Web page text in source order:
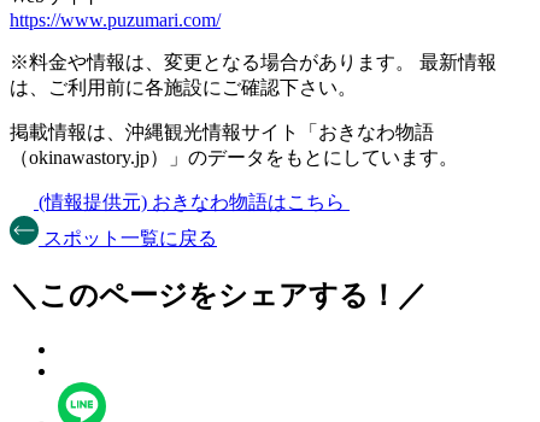
https://www.puzumari.com/
※料金や情報は、変更となる場合があります。 最新情報
は、ご利用前に各施設にご確認下さい。
掲載情報は、沖縄観光情報サイト「おきなわ物語
（okinawastory.jp）」のデータをもとにしています。
(情報提供元) おきなわ物語はこちら
スポット一覧に戻る
＼このページをシェアする！／